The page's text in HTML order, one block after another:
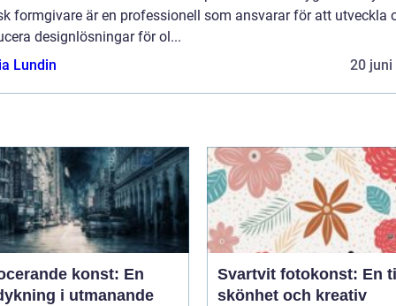
formgivare är en professionell som ansvarar för att utveckla
designlösningar för ol...
Lundin
20 juni
konst: En
i utmanande
Svartvit fotokonst: En
skönhet och kreativ